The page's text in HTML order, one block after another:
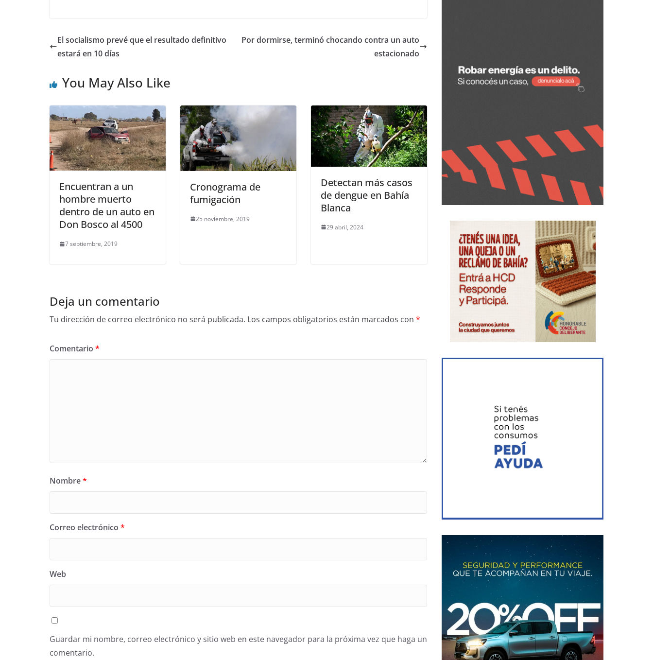
El socialismo prevé que el resultado definitivo
estará en 10 días
Por dormirse, terminó chocando contra un auto
estacionado
You May Also Like
Encuentran a un
hombre muerto
dentro de un auto en
Don Bosco al 4500
7 septiembre, 2019
Cronograma de
fumigación
25 noviembre, 2019
Detectan más casos
de dengue en Bahía
Blanca
29 abril, 2024
Deja un comentario
Tu dirección de correo electrónico no será publicada. Los campos obligatorios están marcados con *
Comentario *
Nombre*
Correo electrónico *
Web
Guardar mi nombre, correo electrónico y sitio web en este navegador para la próxima vez que haga un
comentario.